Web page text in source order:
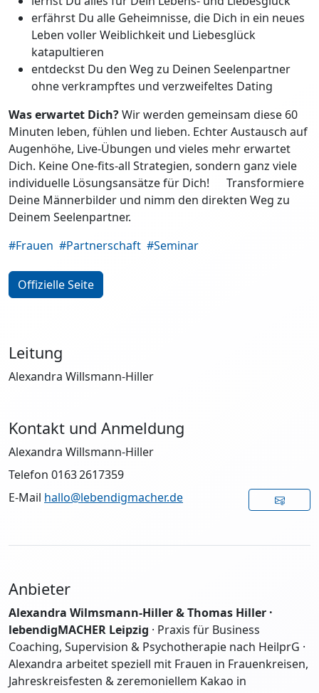
erfährst Du alle Geheimnisse, die Dich in ein neues
Leben voller Weiblichkeit und Liebesglück
katapultieren
entdeckst Du den Weg zu Deinen Seelenpartner
ohne verkrampftes und verzweifeltes Dating
Was erwartet Dich?Wir werden gemeinsam diese 60
Minuten leben, fühlen und lieben. Echter Austausch auf
Augenhöhe, Live-Übungen und vieles mehr erwartet
Dich. Keine One-fits-all Strategien, sondern ganz viele
individuelle Lösungsansätze für Dich! Transformiere
Deine Männerbilder und nimm den direkten Weg zu
Deinem Seelenpartner.
#Frauen #Partnerschaft #Seminar
Offizielle Seite
Leitung
Alexandra Willsmann-Hiller
Kontakt und Anmeldung
Alexandra Willsmann-Hiller
Telefon 0163 2617359
E-Mail hallo@lebendigmacher.de
Anbieter
Alexandra Wilmsmann-Hiller & Thomas Hiller ·
lebendigMACHER Leipzig · Praxis für Business
Coaching, Supervision & Psychotherapie nach HeilprG ·
Alexandra arbeitet speziell mit Frauen in Frauenkreisen,
Jahreskreisfesten & zeremoniellem Kakao in